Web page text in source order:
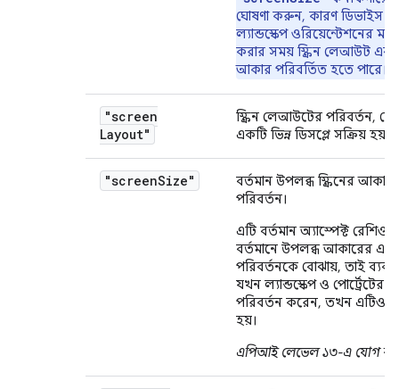
ঘোষণা করুন, কারণ ডিভাইস
ল্যান্ডস্কেপ ওরিয়েন্টেশনের
করার সময় স্ক্রিন লেআউট এবং
আকার পরিবর্তিত হতে পারে।
"screen
Layout"
স্ক্রিন লেআউটের পরিবর্তন,
একটি ভিন্ন ডিসপ্লে সক্রিয় হয়।
"screenSize"
বর্তমান উপলব্ধ স্ক্রিনের
পরিবর্তন।
এটি বর্তমান অ্যাস্পেক্ট রেশিওর
বর্তমানে উপলব্ধ আকারের
পরিবর্তনকে বোঝায়, তাই
যখন ল্যান্ডস্কেপ ও পোর্ট্রেটের
পরিবর্তন করেন, তখন এটিও
হয়।
এপিআই লেভেল ১৩-এ যোগ